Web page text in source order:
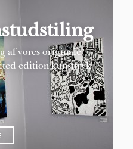
af vores originale
edition kunsttryk